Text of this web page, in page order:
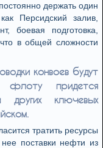
держать один
Персидский залив,
боевая подготовка,
в общей сложности
конвоев будут
флоту придется
ключевых
тратить ресурсы
поставки нефти из